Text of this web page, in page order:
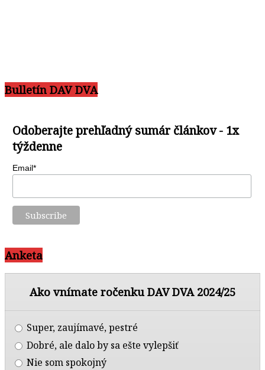
Bulletín DAV DVA
Odoberajte prehľadný sumár článkov - 1x
týždenne
Email*
Anketa
Ako vnímate ročenku DAV DVA 2024/25
Super, zaujímavé, pestré
Dobré, ale dalo by sa ešte vylepšiť
Nie som spokojný